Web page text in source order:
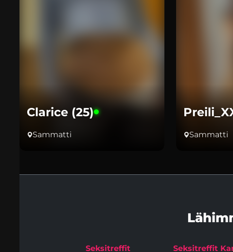
Clarice (25)
Sammatti Sammatti
Seksitreffit
Seksitreffit